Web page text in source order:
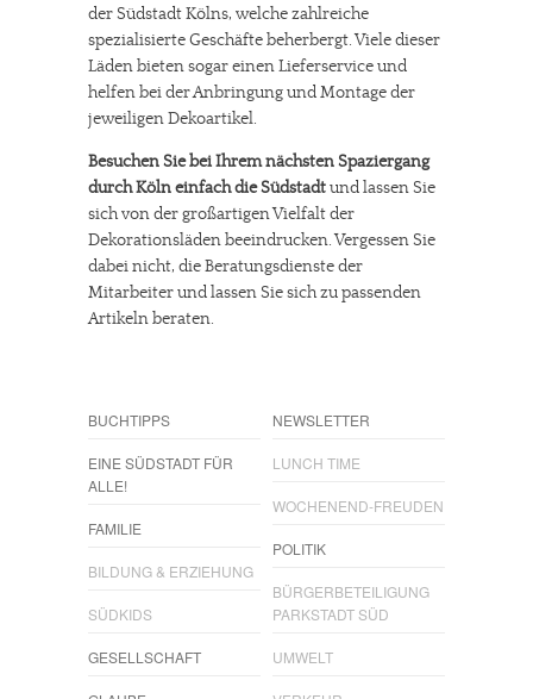
der Südstadt Kölns, welche zahlreiche
spezialisierte Geschäfte beherbergt. Viele dieser
Läden bieten sogar einen Lieferservice und
helfen bei der Anbringung und Montage der
jeweiligen Dekoartikel.
Besuchen Sie bei Ihrem nächsten Spaziergang
durch Köln einfach die Südstadtund lassen Sie
sich von der großartigen Vielfalt der
Dekorationsläden beeindrucken. Vergessen Sie
dabei nicht, die Beratungsdienste der
Mitarbeiter und lassen Sie sich zu passenden
Artikeln beraten.
BUCHTIPPS
EINE SÜDSTADT FÜR
ALLE!
FAMILIE
BILDUNG & ERZIEHUNG
SÜDKIDS
GESELLSCHAFT
NEWSLETTER
LUNCH TIME
WOCHENEND-FREUDEN
POLITIK
BÜRGERBETEILIGUNG
PARKSTADT SÜD
UMWELT